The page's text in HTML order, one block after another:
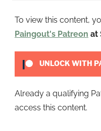
To view this content,
Paingout's Patreon at
UNLOCK WITH
Already a qualifying
access this content.